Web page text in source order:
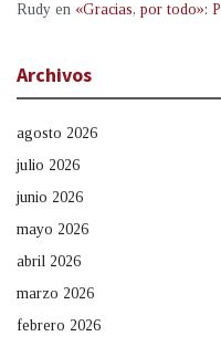
Rudy en «Gracias, por todo»:
Archivos
agosto 2026
julio 2026
junio 2026
mayo 2026
abril 2026
marzo 2026
febrero 2026